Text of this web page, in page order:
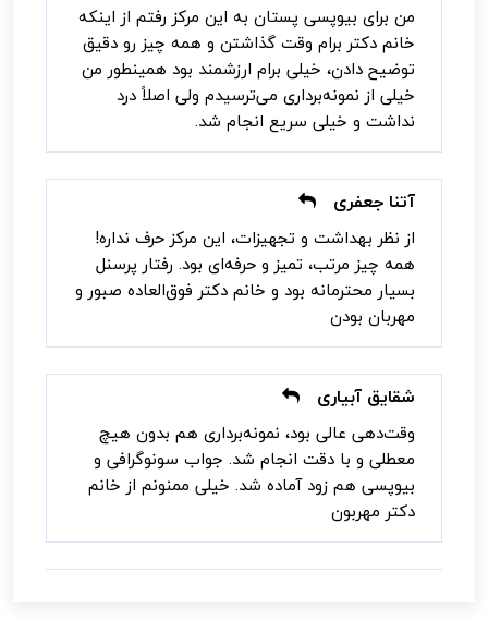
من برای بیوپسی پستان به این مرکز رفتم از اینکه
خانم دکتر برام وقت گذاشتن و همه چیز رو دقیق
توضیح دادن، خیلی برام ارزشمند بود همینطور من
خیلی از نمونه‌برداری می‌ترسیدم ولی اصلاً درد
نداشت و خیلی سریع انجام شد.
آتنا جعفری
از نظر بهداشت و تجهیزات، این مرکز حرف نداره!
همه چیز مرتب، تمیز و حرفه‌ای بود. رفتار پرسنل
بسیار محترمانه بود و خانم دکتر فوق‌العاده صبور و
مهربان بودن
شقایق آبیاری
وقت‌دهی عالی بود، نمونه‌برداری هم بدون هیچ
معطلی و با دقت انجام شد. جواب سونوگرافی و
بیوپسی هم زود آماده شد. خیلی ممنونم از خانم
دکتر مهربون